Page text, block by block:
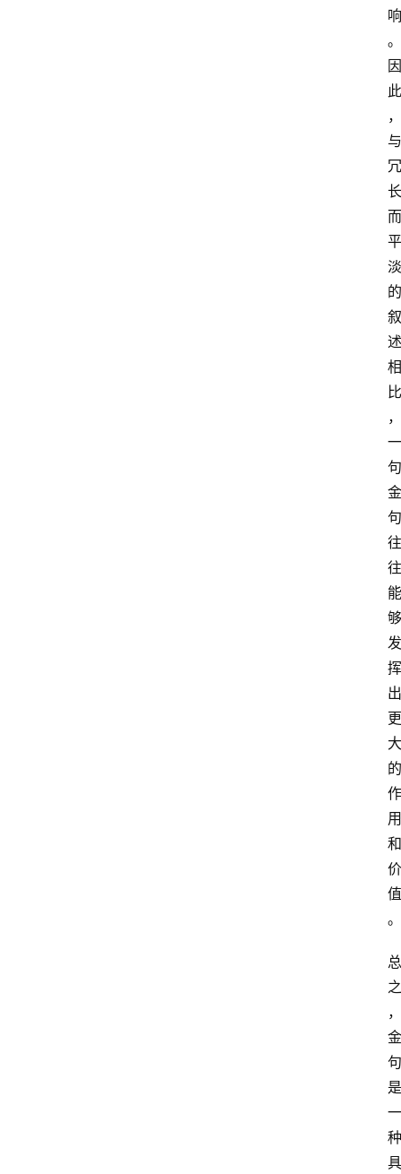
响
。
因
此
，
与
冗
长
而
平
淡
的
叙
述
相
比
，
一
句
金
句
往
往
能
够
发
挥
出
更
大
的
作
用
和
价
值
。
总
之
，
金
句
是
一
种
具